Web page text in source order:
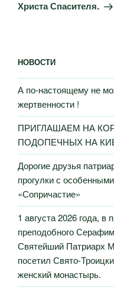
Христа Спасителя.
НОВОСТИ
А по-настоящему не
жертвенности !
ПРИГЛАШАЕМ НА
ПОДОПЕЧНЫХ НА
Дорогие друзья
прогулки с
«Сопричастие»
1 августа 2026 года,
преподобного
Святейший Патриарх
посетил Свято-
женский монастырь.